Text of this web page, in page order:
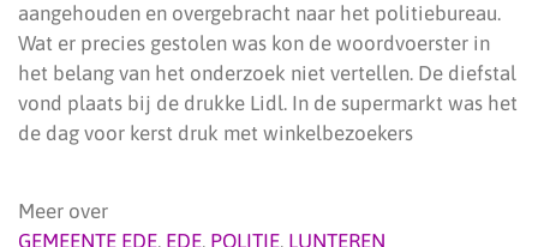
aangehouden en overgebracht naar het politiebureau.
Wat er precies gestolen was kon de woordvoerster in
het belang van het onderzoek niet vertellen. De diefstal
vond plaats bij de drukke Lidl. In de supermarkt was het
de dag voor kerst druk met winkelbezoekers
Meer over
GEMEENTE EDE, EDE, POLITIE, LUNTEREN